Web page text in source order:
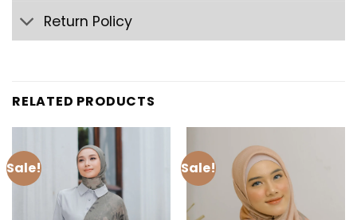
Return Policy
RELATED PRODUCTS
Sale! Sale!